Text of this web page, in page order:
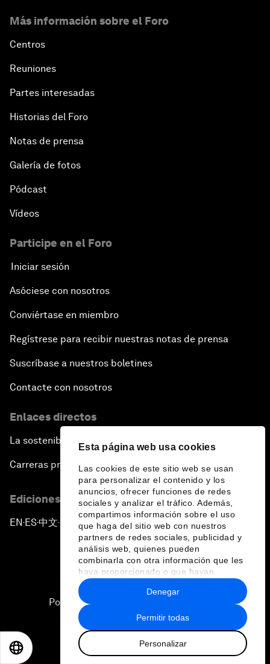
Esta página web usa cookies
Las cookies de este sitio web se usan
para personalizar el contenido y los
anuncios, ofrecer funciones de redes
sociales y analizar el tráfico. Además,
compartimos información sobre el uso
que haga del sitio web con nuestros
partners de redes sociales, publicidad y
análisis web, quienes pueden
combinarla con otra información que les
haya proporcionado o que hayan
recopilado a partir del uso que haya
hecho de sus servicios.
Permitir todas
Personalizar
Denegar
Más información sobre el Foro
Centros
Reuniones
Partes interesadas
Historias del Foro
Notas de prensa
Galería de fotos
Pódcast
Vídeos
Participe en el Foro
Iniciar sesión
Asóciese con nosotros
Conviértase en miembro
Regístrese para recibir nuestras notas de prensa
Suscríbase a nuestros boletines
Contacte con nosotros
Enlaces directos
La sostenibilidad en el Foro
Carreras profesionales
Ediciones en otros idiomas
EN ▪ ES▪中文▪ 日本語
Política de privacidad y normas de uso
2026 Foro Económico Mundial